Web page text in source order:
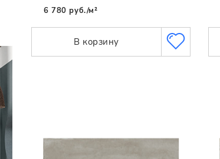
6 780 руб./м²
В корзину